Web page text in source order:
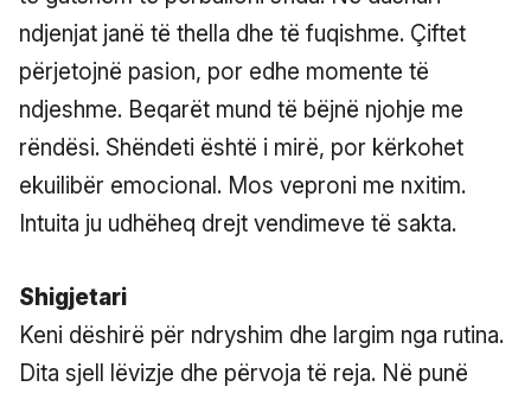
ndjenjat janë të thella dhe të fuqishme. Çiftet
përjetojnë pasion, por edhe momente të
ndjeshme. Beqarët mund të bëjnë njohje me
rëndësi. Shëndeti është i mirë, por kërkohet
ekuilibër emocional. Mos veproni me nxitim.
Intuita ju udhëheq drejt vendimeve të sakta.
Shigjetari
Keni dëshirë për ndryshim dhe largim nga rutina.
Dita sjell lëvizje dhe përvoja të reja. Në punë